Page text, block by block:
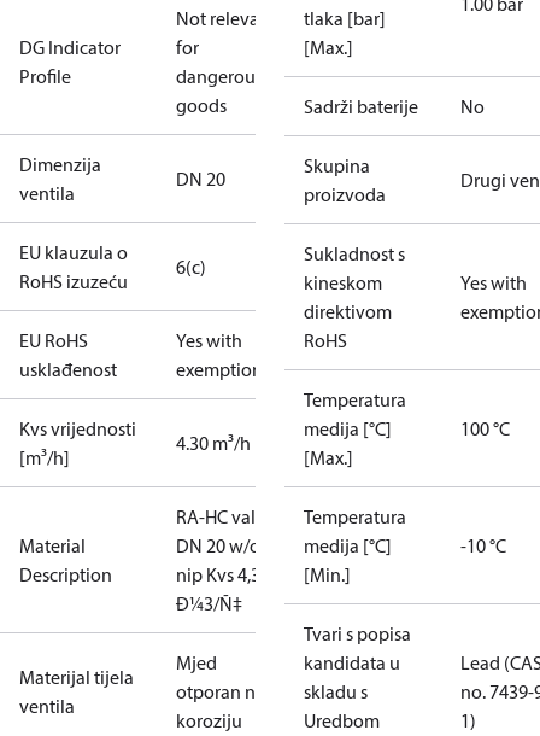
DG Indicator
Profile
Not relevant
for
dangerous
goods
Dimenzija
ventila
DN 20
EU klauzula o
RoHS izuzeću
6(c)
EU RoHS
usklađenost
Yes with
exemptions
Kvs vrijednosti
[m³/h]
4.30 m³/h
Material
Description
RA-HC valve
DN 20 w/o
nip Kvs 4,3
Ð¼3/Ñ‡
Materijal tijela
ventila
Mjed
otporan na
koroziju
tlaka [bar]
[Max.]
Sadrži baterije No
Skupina
proizvoda
Drugi
Sukladnost s
kineskom
direktivom
RoHS
Yes with
Temperatura
medija [°C]
[Max.]
100 °C
Temperatura
medija [°C]
[Min.]
-10 °C
Tvari s popisa
kandidata u
skladu s
Uredbom
Lead
no. 7439-
1)